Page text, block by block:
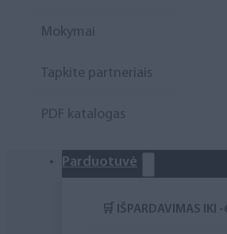
Rinkiniai
Mokymai
Tapkite partneriais
PDF katalogas
Parduotuvė
🛒 IŠPARDAVIMAS IKI